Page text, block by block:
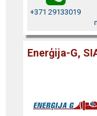
+371 29133019
Enerģija-G,